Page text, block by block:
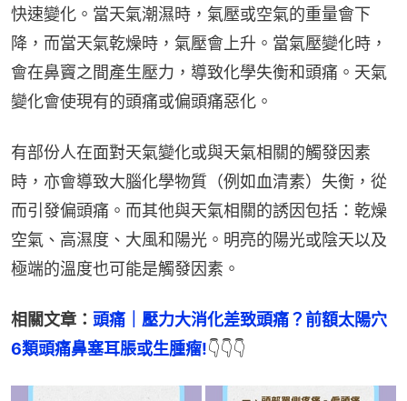
快速變化。當天氣潮濕時，氣壓或空氣的重量會下
降，而當天氣乾燥時，氣壓會上升。當氣壓變化時，
會在鼻竇之間產生壓力，導致化學失衡和頭痛。天氣
變化會使現有的頭痛或偏頭痛惡化。
有部份人在面對天氣變化或與天氣相關的觸發因素
時，亦會導致大腦化學物質（例如血清素）失衡，從
而引發偏頭痛。而其他與天氣相關的誘因包括：乾燥
空氣、高濕度、大風和陽光。明亮的陽光或陰天以及
極端的溫度也可能是觸發因素。
相關文章： 頭痛｜壓力大消化差致頭痛？前額太陽穴
6類頭痛鼻塞耳脹或生腫瘤!👇👇👇